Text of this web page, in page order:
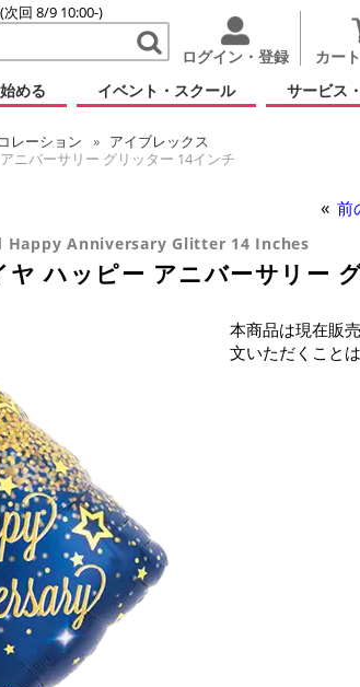
次回 8/9 10:00-)
ログイン・登録 カー
める イベント・スクール サービス
レーション
アイブレックス
ニバーサリー グリッター 14インチ
前
Happy Anniversary Glitter 14 Inches
ハッピー アニバーサリー
本商品は現在販
文いただくこと